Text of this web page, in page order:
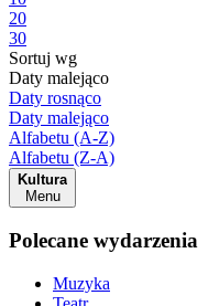
20
30
Sortuj wg
Daty malejąco
Daty rosnąco
Daty malejąco
Alfabetu (A-Z)
Alfabetu (Z-A)
Kultura
Menu
Polecane wydarzenia
Muzyka